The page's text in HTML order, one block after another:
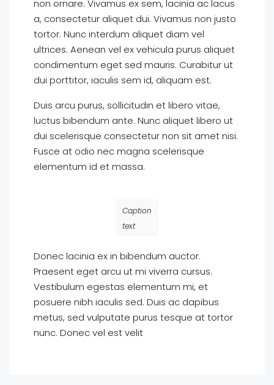
non ornare. Vivamus ex sem, lacinia ac lacus
a, consectetur aliquet dui. Vivamus non justo
tortor. Nunc interdum aliquet diam vel
ultrices. Aenean vel ex vehicula purus aliquet
condimentum eget sed mauris. Curabitur ut
dui porttitor, iaculis sem id, aliquam est.
Duis arcu purus, sollicitudin et libero vitae,
luctus bibendum ante. Nunc aliquet libero ut
dui scelerisque consectetur non sit amet nisi.
Fusce at odio nec magna scelerisque
elementum id et massa.
Caption
text
Donec lacinia ex in bibendum auctor.
Praesent eget arcu ut mi viverra cursus.
Vestibulum egestas elementum mi, et
posuere nibh iaculis sed. Duis ac dapibus
metus, sed vulputate purus tesque at tortor
nunc. Donec vel est velit